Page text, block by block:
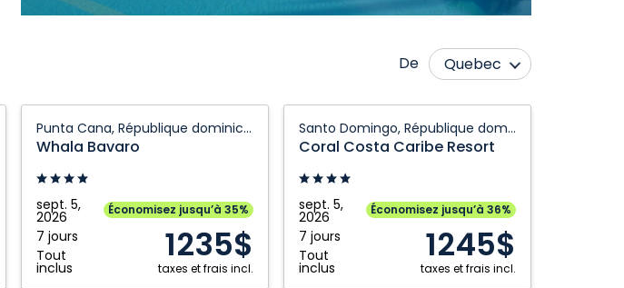
De
Quebec
Calgary
Cranbrook
Fort McMurray
Fort Saint John
Grande Prairie
Kamloops
Nanaimo
Ottawa
Saskatoon
Toronto
Vancouver
Punta Cana, République dominicaine
Whala Bavaro
sept. 5,
2026
7 jours
Tout
inclus
Économisez jusqu’à 35%
1235$
taxes et frais incl.
Bavaro:
Punta
Cana,
République
dominicaine
Santo Domingo, République dominicaine
Coral Costa Caribe Resort
sept. 5,
2026
7 jours
Tout
inclus
Économisez jusqu’à 36%
1245$
taxes et frais incl.
Costa
Caribe
Resort:
Santo
Domingo,
République
dominicaine